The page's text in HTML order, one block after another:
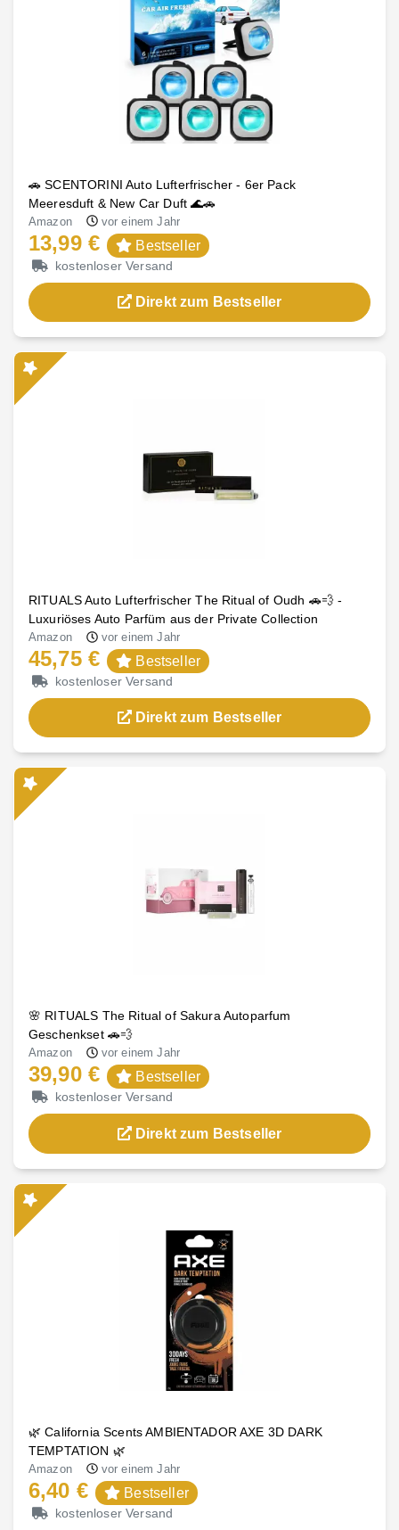
🚗 SCENTORINI Auto Lufterfrischer - 6er Pack
Meeresduft & New Car Duft 🌊🚗
Amazon vor einem Jahr
13,99 € Bestseller
kostenloser Versand
Direkt zum Bestseller
RITUALS Auto Lufterfrischer The Ritual of Oudh 🚗💨 -
Luxuriöses Auto Parfüm aus der Private Collection
Amazon vor einem Jahr
45,75 € Bestseller
kostenloser Versand
Direkt zum Bestseller
🌸 RITUALS The Ritual of Sakura Autoparfum
Geschenkset 🚗💨
Amazon vor einem Jahr
39,90 € Bestseller
kostenloser Versand
Direkt zum Bestseller
🌿 California Scents AMBIENTADOR AXE 3D DARK
TEMPTATION 🌿
Amazon vor einem Jahr
6,40 € Bestseller
kostenloser Versand